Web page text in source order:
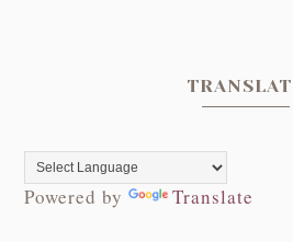
Powered by Translate